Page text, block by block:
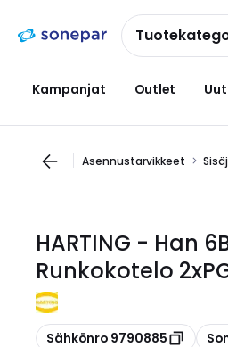
navigointiinsisältöön
Kampanjat Outlet
Asennustarvikkeet
HARTING - Han
Runkokotelo
Kopioi
Sähkönro 9790885